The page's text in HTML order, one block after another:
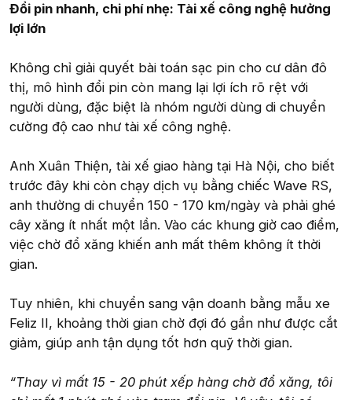
Đổi pin nhanh, chi phí nhẹ: Tài xế công nghệ hưởng
lợi lớn
Không chỉ giải quyết bài toán sạc pin cho cư dân đô
thị, mô hình đổi pin còn mang lại lợi ích rõ rệt với
người dùng, đặc biệt là nhóm người dùng di chuyển
cường độ cao như tài xế công nghệ.
Anh Xuân Thiện, tài xế giao hàng tại Hà Nội, cho biết
trước đây khi còn chạy dịch vụ bằng chiếc Wave RS,
anh thường di chuyển 150 - 170 km/ngày và phải ghé
cây xăng ít nhất một lần. Vào các khung giờ cao điểm,
việc chờ đổ xăng khiến anh mất thêm không ít thời
gian.
Tuy nhiên, khi chuyển sang vận doanh bằng mẫu xe
Feliz II, khoảng thời gian chờ đợi đó gần như được cắt
giảm, giúp anh tận dụng tốt hơn quỹ thời gian.
“Thay vì mất 15 - 20 phút xếp hàng chờ đổ xăng, tôi